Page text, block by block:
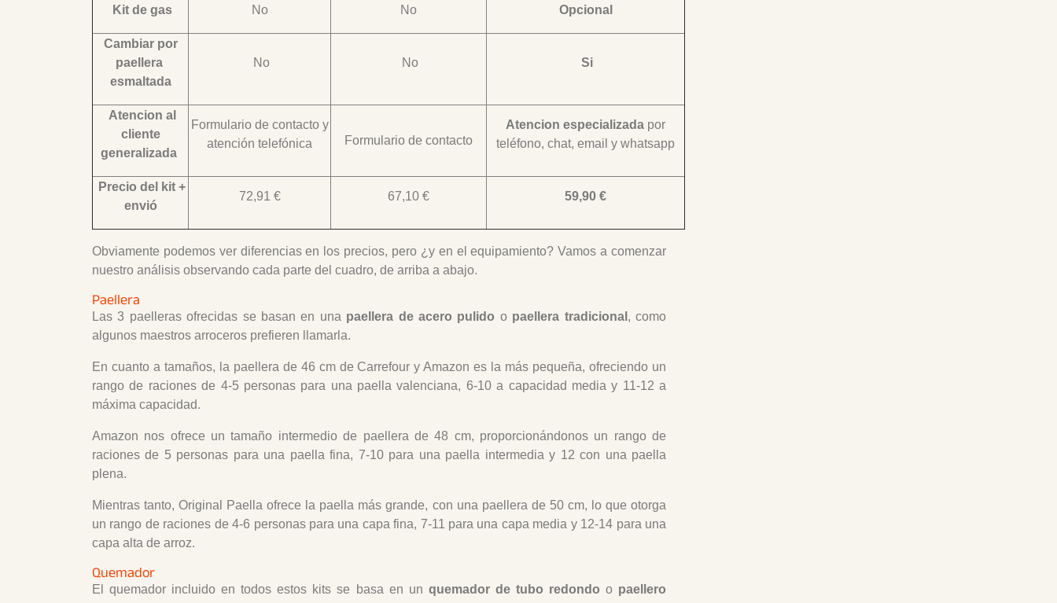
Kit de gas No No Opcional
Cambiar por
paellera
esmaltada
No No Si
Atencion al
cliente
generalizada
Formulario de contacto y
atención telefónica
Formulario de contacto
Atencion especializada por
teléfono, chat, email y whatsapp
Precio del kit +
envió
72,91 € 67,10 € 59,90 €
Obviamente podemos ver diferencias en los precios, pero ¿y en el equipamiento? Vamos a comenzar
nuestro análisis observando cada parte del cuadro, de arriba a abajo.
Paellera
Las 3 paelleras ofrecidas se basan en una paellera de acero pulido o paellera tradicional , como
algunos maestros arroceros prefieren llamarla.
En cuanto a tamaños, la paellera de 46 cm de Carrefour y Amazon es la más pequeña, ofreciendo un
rango de raciones de 4-5 personas para una paella valenciana, 6-10 a capacidad media y 11-12 a
máxima capacidad.
Amazon nos ofrece un tamaño intermedio de paellera de 48 cm, proporcionándonos un rango de
raciones de 5 personas para una paella fina, 7-10 para una paella intermedia y 12 con una paella
plena.
Mientras tanto, Original Paella ofrece la paella más grande, con una paellera de 50 cm, lo que otorga
un rango de raciones de 4-6 personas para una capa fina, 7-11 para una capa media y 12-14 para una
capa alta de arroz.
Quemador
El quemador incluido en todos estos kits se basa en un quemador de tubo redondo o paellero